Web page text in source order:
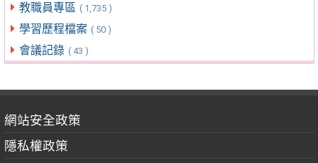
教職員專區 ( 1,735 )
學習歷程檔案 ( 50 )
會議記錄 ( 43 )
網站安全政策
隱私權政策